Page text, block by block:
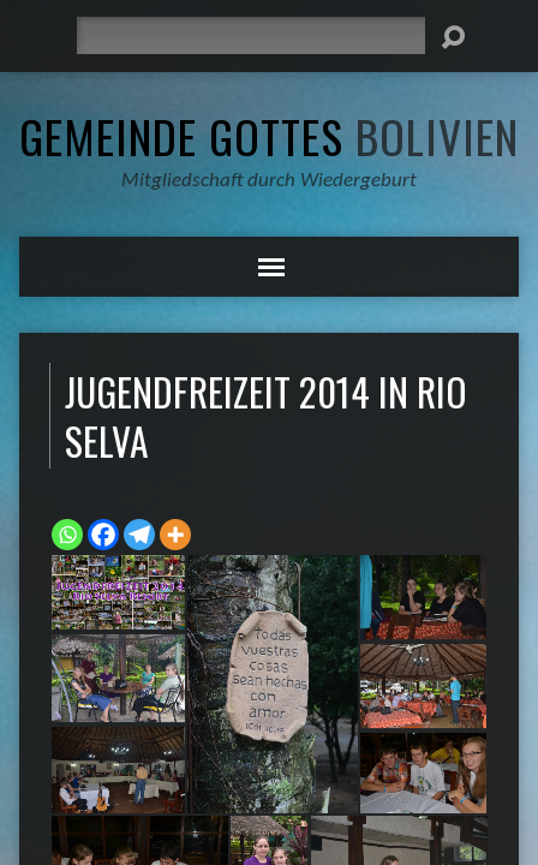
GEMEINDE GOTTES BOLIVIEN
Mitgliedschaft durch Wiedergeburt
JUGENDFREIZEIT 2014 IN RIO
SELVA